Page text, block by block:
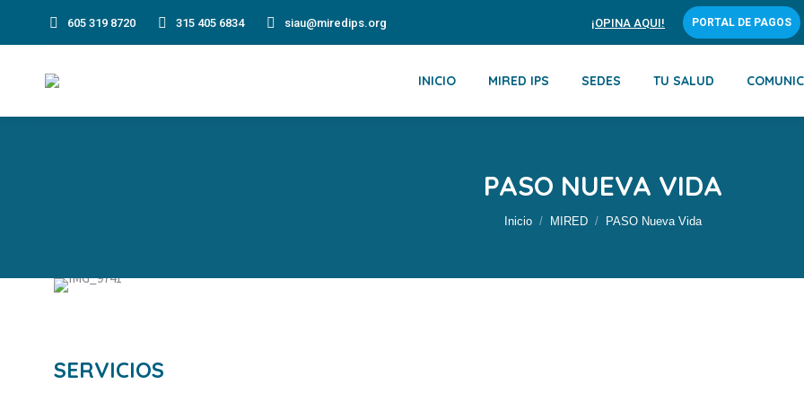
605 319 8720 315 405 6834 siau@miredips.org ¡OPINA AQUI! PORTAL DE PAGOS
INICIO MIRED IPS SEDES TU SALUD
PASO NUEVA VIDA
Estás aquí:
Inicio MIRED PASO Nueva Vida
SERVICIOS